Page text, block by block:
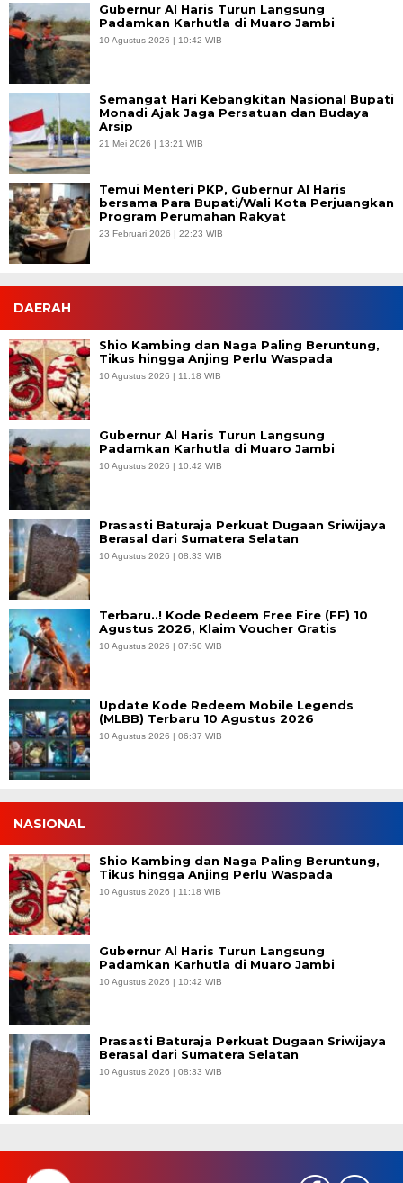
Gubernur Al Haris Turun Langsung
Padamkan Karhutla di Muaro Jambi
10 Agustus 2026 | 10:42 WIB
Semangat Hari Kebangkitan Nasional Bupati
Monadi Ajak Jaga Persatuan dan Budaya
Arsip
21 Mei 2026 | 13:21 WIB
Temui Menteri PKP, Gubernur Al Haris
bersama Para Bupati/Wali Kota Perjuangkan
Program Perumahan Rakyat
23 Februari 2026 | 22:23 WIB
DAERAH
Shio Kambing dan Naga Paling Beruntung,
Tikus hingga Anjing Perlu Waspada
10 Agustus 2026 | 11:18 WIB
Gubernur Al Haris Turun Langsung
Padamkan Karhutla di Muaro Jambi
10 Agustus 2026 | 10:42 WIB
Prasasti Baturaja Perkuat Dugaan Sriwijaya
Berasal dari Sumatera Selatan
10 Agustus 2026 | 08:33 WIB
Terbaru..! Kode Redeem Free Fire (FF) 10
Agustus 2026, Klaim Voucher Gratis
10 Agustus 2026 | 07:50 WIB
Update Kode Redeem Mobile Legends
(MLBB) Terbaru 10 Agustus 2026
10 Agustus 2026 | 06:37 WIB
NASIONAL
Shio Kambing dan Naga Paling Beruntung,
Tikus hingga Anjing Perlu Waspada
10 Agustus 2026 | 11:18 WIB
Gubernur Al Haris Turun Langsung
Padamkan Karhutla di Muaro Jambi
10 Agustus 2026 | 10:42 WIB
Prasasti Baturaja Perkuat Dugaan Sriwijaya
Berasal dari Sumatera Selatan
10 Agustus 2026 | 08:33 WIB